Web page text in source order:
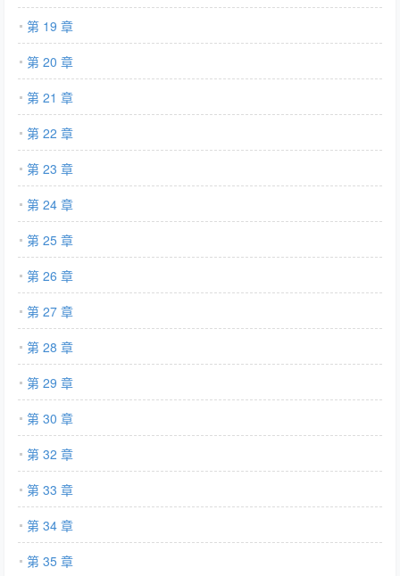
第 19 章
第 20 章
第 21 章
第 22 章
第 23 章
第 24 章
第 25 章
第 26 章
第 27 章
第 28 章
第 29 章
第 30 章
第 32 章
第 33 章
第 34 章
第 35 章